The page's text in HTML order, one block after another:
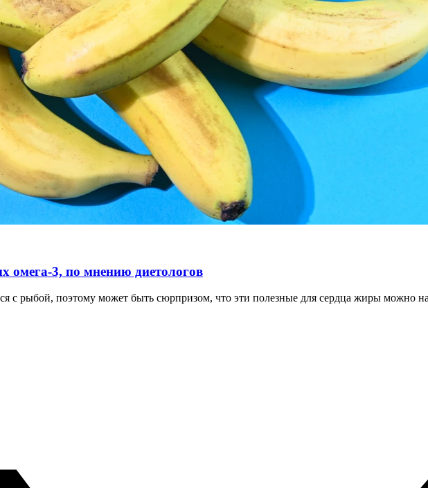
омега-3, по мнению диетологов
с рыбой, поэтому может быть сюрпризом, что эти полезные для сердца жиры можно